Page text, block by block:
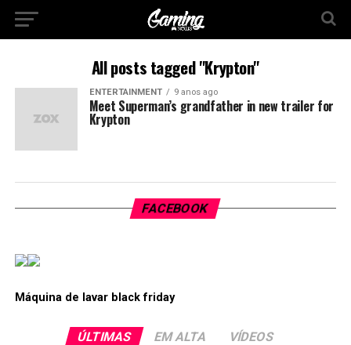
All posts tagged "Krypton"
ENTERTAINMENT 9 anos ago
Meet Superman’s grandfather in new trailer for
Krypton
FACEBOOK
Máquina de lavar black friday
ÚLTIMAS EM ALTA VÍDEOS